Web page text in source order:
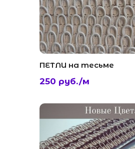
ПЕТЛИ на тесьме
250 руб./м